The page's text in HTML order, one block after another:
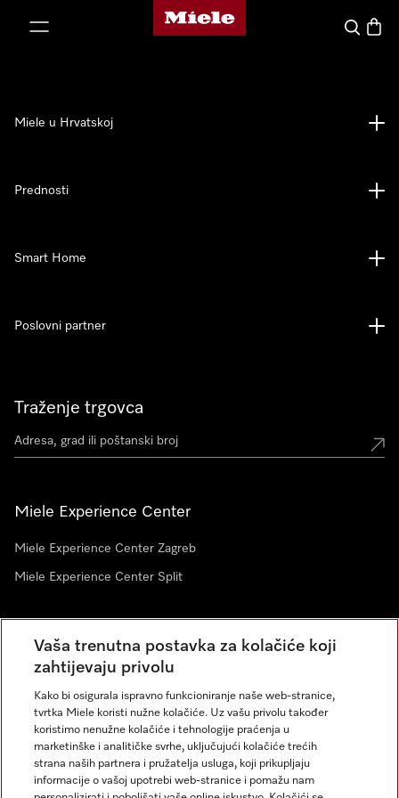
Miele početna stranica
Pretraga
Traženje trgovca
Miele Experience Center
Miele Experience Center Zagreb
Miele Experience Center Split
Newsletter
Miele u Hrvatskoj
Prednosti
Smart Home
Poslovni partner
Vaša trenutna postavka za kolačiće koji
zahtijevaju privolu
Kako bi osigurala ispravno funkcioniranje naše web-stranice,
tvrtka Miele koristi nužne kolačiće. Uz vašu privolu također
koristimo nenužne kolačiće i tehnologije praćenja u
marketinške i analitičke svrhe, uključujući kolačiće trećih
strana naših partnera i pružatelja usluga, koji prikupljaju
informacije o vašoj upotrebi web-stranice i pomažu nam